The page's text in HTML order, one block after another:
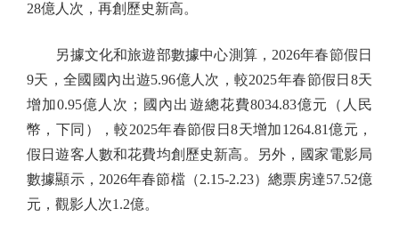
28億人次，再創歷史新高。
另據文化和旅遊部數據中心測算，2026年春節假日
9天，全國國內出遊5.96億人次，較2025年春節假日8天
增加0.95億人次；國內出遊總花費8034.83億元（人民
幣，下同），較2025年春節假日8天增加1264.81億元，
假日遊客人數和花費均創歷史新高。另外，國家電影局
數據顯示，2026年春節檔（2.15-2.23）總票房達57.52億
元，觀影人次1.2億。